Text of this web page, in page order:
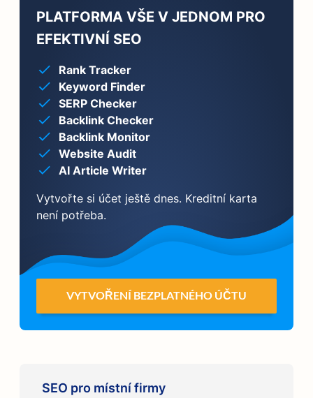
PLATFORMA VŠE V JEDNOM PRO
EFEKTIVNÍ SEO
Rank Tracker
Keyword Finder
SERP Checker
Backlink Checker
Backlink Monitor
Website Audit
AI Article Writer
Vytvořte si účet ještě dnes. Kreditní karta
není potřeba.
VYTVOŘENÍ BEZPLATNÉHO ÚČTU
SEO pro místní firmy